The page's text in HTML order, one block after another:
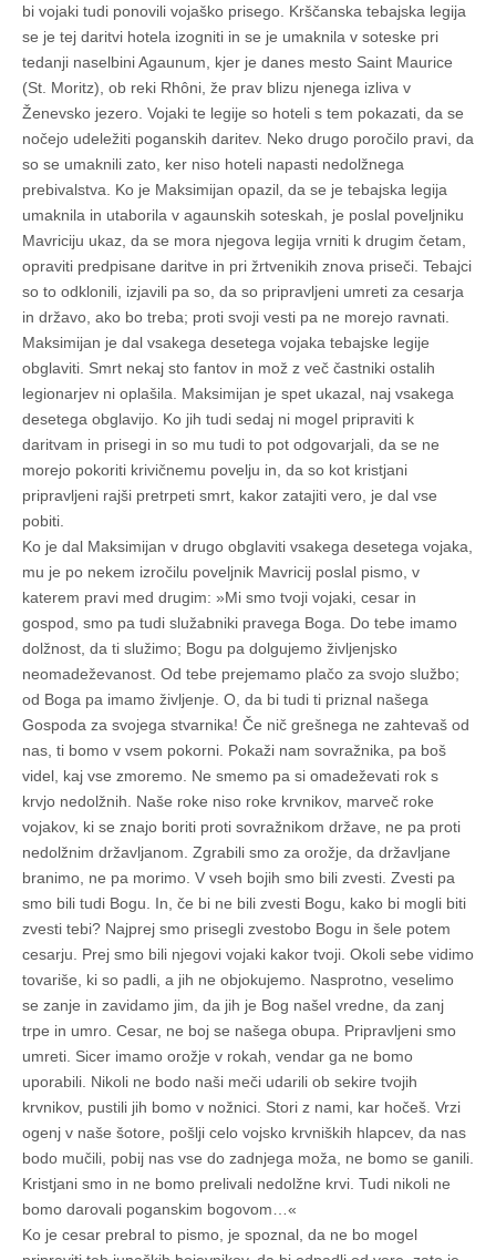
bi vojaki tudi ponovili vojaško prisego. Krščanska tebajska legija
se je tej daritvi hotela izogniti in se je umaknila v soteske pri
tedanji naselbini Agaunum, kjer je danes mesto Saint Maurice
(St. Moritz), ob reki Rhôni, že prav blizu njenega izliva v
Ženevsko jezero. Vojaki te legije so hoteli s tem pokazati, da se
nočejo udeležiti poganskih daritev. Neko drugo poročilo pravi, da
so se umaknili zato, ker niso hoteli napasti nedolžnega
prebivalstva. Ko je Maksimijan opazil, da se je tebajska legija
umaknila in utaborila v agaunskih soteskah, je poslal poveljniku
Mavriciju ukaz, da se mora njegova legija vrniti k drugim četam,
opraviti predpisane daritve in pri žrtvenikih znova priseči. Tebajci
so to odklonili, izjavili pa so, da so pripravljeni umreti za cesarja
in državo, ako bo treba; proti svoji vesti pa ne morejo ravnati.
Maksimijan je dal vsakega desetega vojaka tebajske legije
obglaviti. Smrt nekaj sto fantov in mož z več častniki ostalih
legionarjev ni oplašila. Maksimijan je spet ukazal, naj vsakega
desetega obglavijo. Ko jih tudi sedaj ni mogel pripraviti k
daritvam in prisegi in so mu tudi to pot odgovarjali, da se ne
morejo pokoriti krivičnemu povelju in, da so kot kristjani
pripravljeni rajši pretrpeti smrt, kakor zatajiti vero, je dal vse
pobiti.
Ko je dal Maksimijan v drugo obglaviti vsakega desetega vojaka,
mu je po nekem izročilu poveljnik Mavricij poslal pismo, v
katerem pravi med drugim: »Mi smo tvoji vojaki, cesar in
gospod, smo pa tudi služabniki pravega Boga. Do tebe imamo
dolžnost, da ti služimo; Bogu pa dolgujemo življenjsko
neomadeževanost. Od tebe prejemamo plačo za svojo službo;
od Boga pa imamo življenje. O, da bi tudi ti priznal našega
Gospoda za svojega stvarnika! Če nič grešnega ne zahtevaš od
nas, ti bomo v vsem pokorni. Pokaži nam sovražnika, pa boš
videl, kaj vse zmoremo. Ne smemo pa si omadeževati rok s
krvjo nedolžnih. Naše roke niso roke krvnikov, marveč roke
vojakov, ki se znajo boriti proti sovražnikom države, ne pa proti
nedolžnim državljanom. Zgrabili smo za orožje, da državljane
branimo, ne pa morimo. V vseh bojih smo bili zvesti. Zvesti pa
smo bili tudi Bogu. In, če bi ne bili zvesti Bogu, kako bi mogli biti
zvesti tebi? Najprej smo prisegli zvestobo Bogu in šele potem
cesarju. Prej smo bili njegovi vojaki kakor tvoji. Okoli sebe vidimo
tovariše, ki so padli, a jih ne objokujemo. Nasprotno, veselimo
se zanje in zavidamo jim, da jih je Bog našel vredne, da zanj
trpe in umro. Cesar, ne boj se našega obupa. Pripravljeni smo
umreti. Sicer imamo orožje v rokah, vendar ga ne bomo
uporabili. Nikoli ne bodo naši meči udarili ob sekire tvojih
krvnikov, pustili jih bomo v nožnici. Stori z nami, kar hočeš. Vrzi
ogenj v naše šotore, pošlji celo vojsko krvniških hlapcev, da nas
bodo mučili, pobij nas vse do zadnjega moža, ne bomo se ganili.
Kristjani smo in ne bomo prelivali nedolžne krvi. Tudi nikoli ne
bomo darovali poganskim bogovom…«
Ko je cesar prebral to pismo, je spoznal, da ne bo mogel